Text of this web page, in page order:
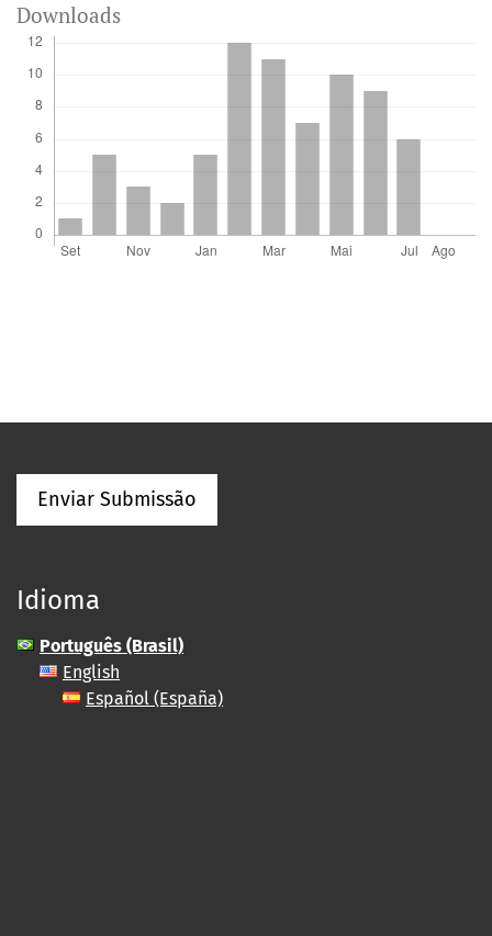
Downloads
Enviar Submissão
Idioma
Português (Brasil)
English
Español (España)